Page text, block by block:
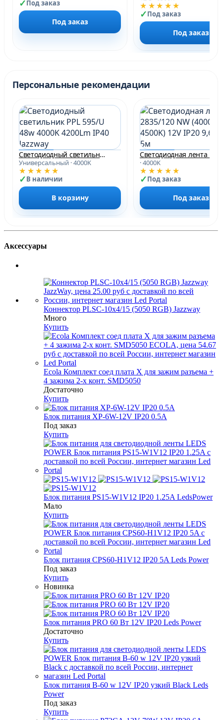
Под заказ
Под заказ
★★★★★
Под заказ
Под заказ
Персональные рекомендации
Светодиодный светильник PPL 595/U 48w 4000K 4200Lm IP40 Jazzway
Универсальный · 4000K
★★★★★
В наличии
В корзину
· 4000K
★★★★★
Под заказ
Под заказ
Аксессуары
Коннектор PLSC-10x4/15 (5050 RGB) Jazzway
Много
Купить
Ecola Комплект соед плата X для зажим разъема +
4 зажима 2-х конт. SMD5050
Достаточно
Купить
Блок питания XP-6W-12V IP20 0.5A
Под заказ
Купить
Блок питания PS15-W1V12 IP20 1.25A LedsPower
Мало
Купить
Блок питания CPS60-H1V12 IP20 5A Leds Power
Под заказ
Купить
Новинка
Блок питания PRO 60 Вт 12V IP20 Leds Power
Достаточно
Купить
Блок питания B-60 w 12V IP20 узкий Black Leds
Power
Под заказ
Купить